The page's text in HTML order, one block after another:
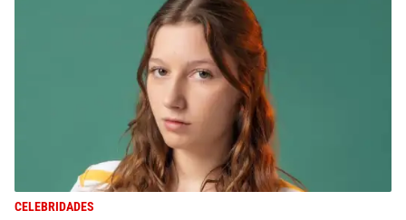
CELEBRIDADES